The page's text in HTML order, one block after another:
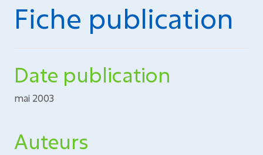
Fiche publication
Date publication
mai 2003
Auteurs